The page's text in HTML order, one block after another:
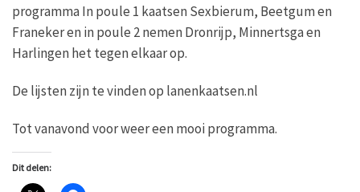
programma In poule 1 kaatsen Sexbierum, Beetgum en
Franeker en in poule 2 nemen Dronrijp, Minnertsga en
Harlingen het tegen elkaar op.
De lijsten zijn te vinden op lanenkaatsen.nl
Tot vanavond voor weer een mooi programma.
Dit delen: